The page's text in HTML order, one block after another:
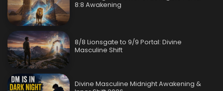
8:8 Awakening
8/8 Lionsgate to 9/9 Portal: Divine
Masculine Shift
Divine Masculine Midnight Awakening &